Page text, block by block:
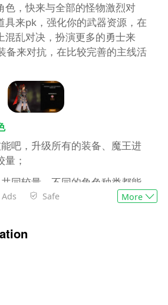
色，快来与全部的怪物激烈对
具来pk，强化你的武器资源，在
混乱对决，扮演更多的勇士来
备来对抗，在比较完善的主线活
吧，升级所有的装备、魔王进
；
同较量，不同的角色种类都能
Safe More